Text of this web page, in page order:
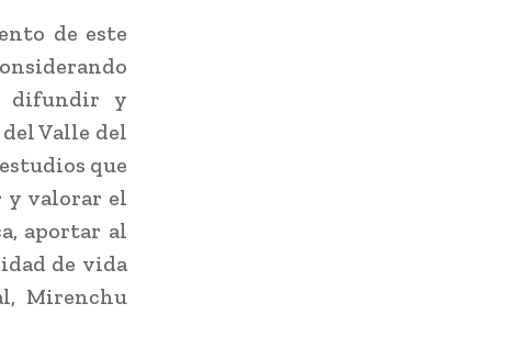
de este
difundir y
Valle del
que
y valorar el
aportar al
de vida
Mirenchu